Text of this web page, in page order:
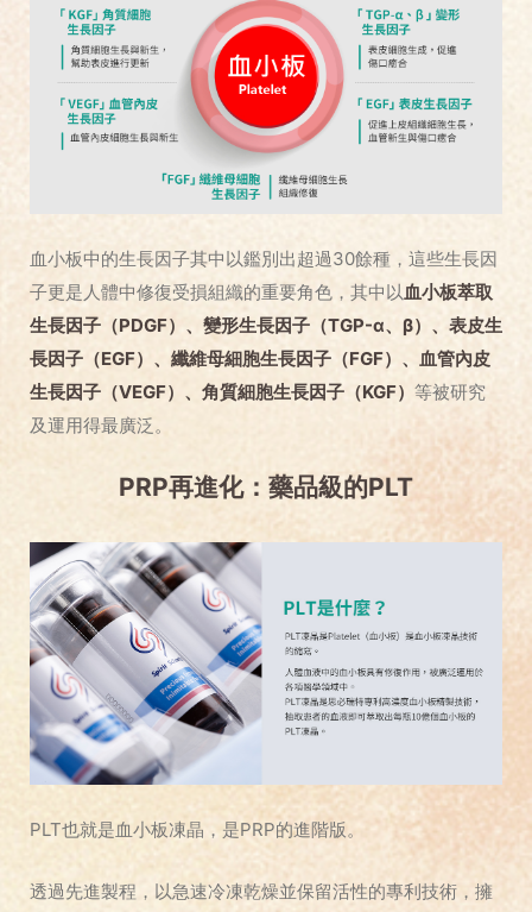
血小板中的生長因子其中以鑑別出超過30餘種，這些生長因
子更是人體中修復受損組織的重要角色，其中以 血小板萃取
生長因子（PDGF）、變形生長因子（TGP-α、β）、表皮生
長因子（EGF）、纖維母細胞生長因子（FGF）、血管內皮
生長因子（VEGF）、角質細胞生長因子（KGF） 等被研究
及運用得最廣泛。
PRP再進化：藥品級的PLT
PLT也就是血小板凍晶，是PRP的進階版。
透過先進製程，以急速冷凍乾燥並保留活性的專利技術，擁